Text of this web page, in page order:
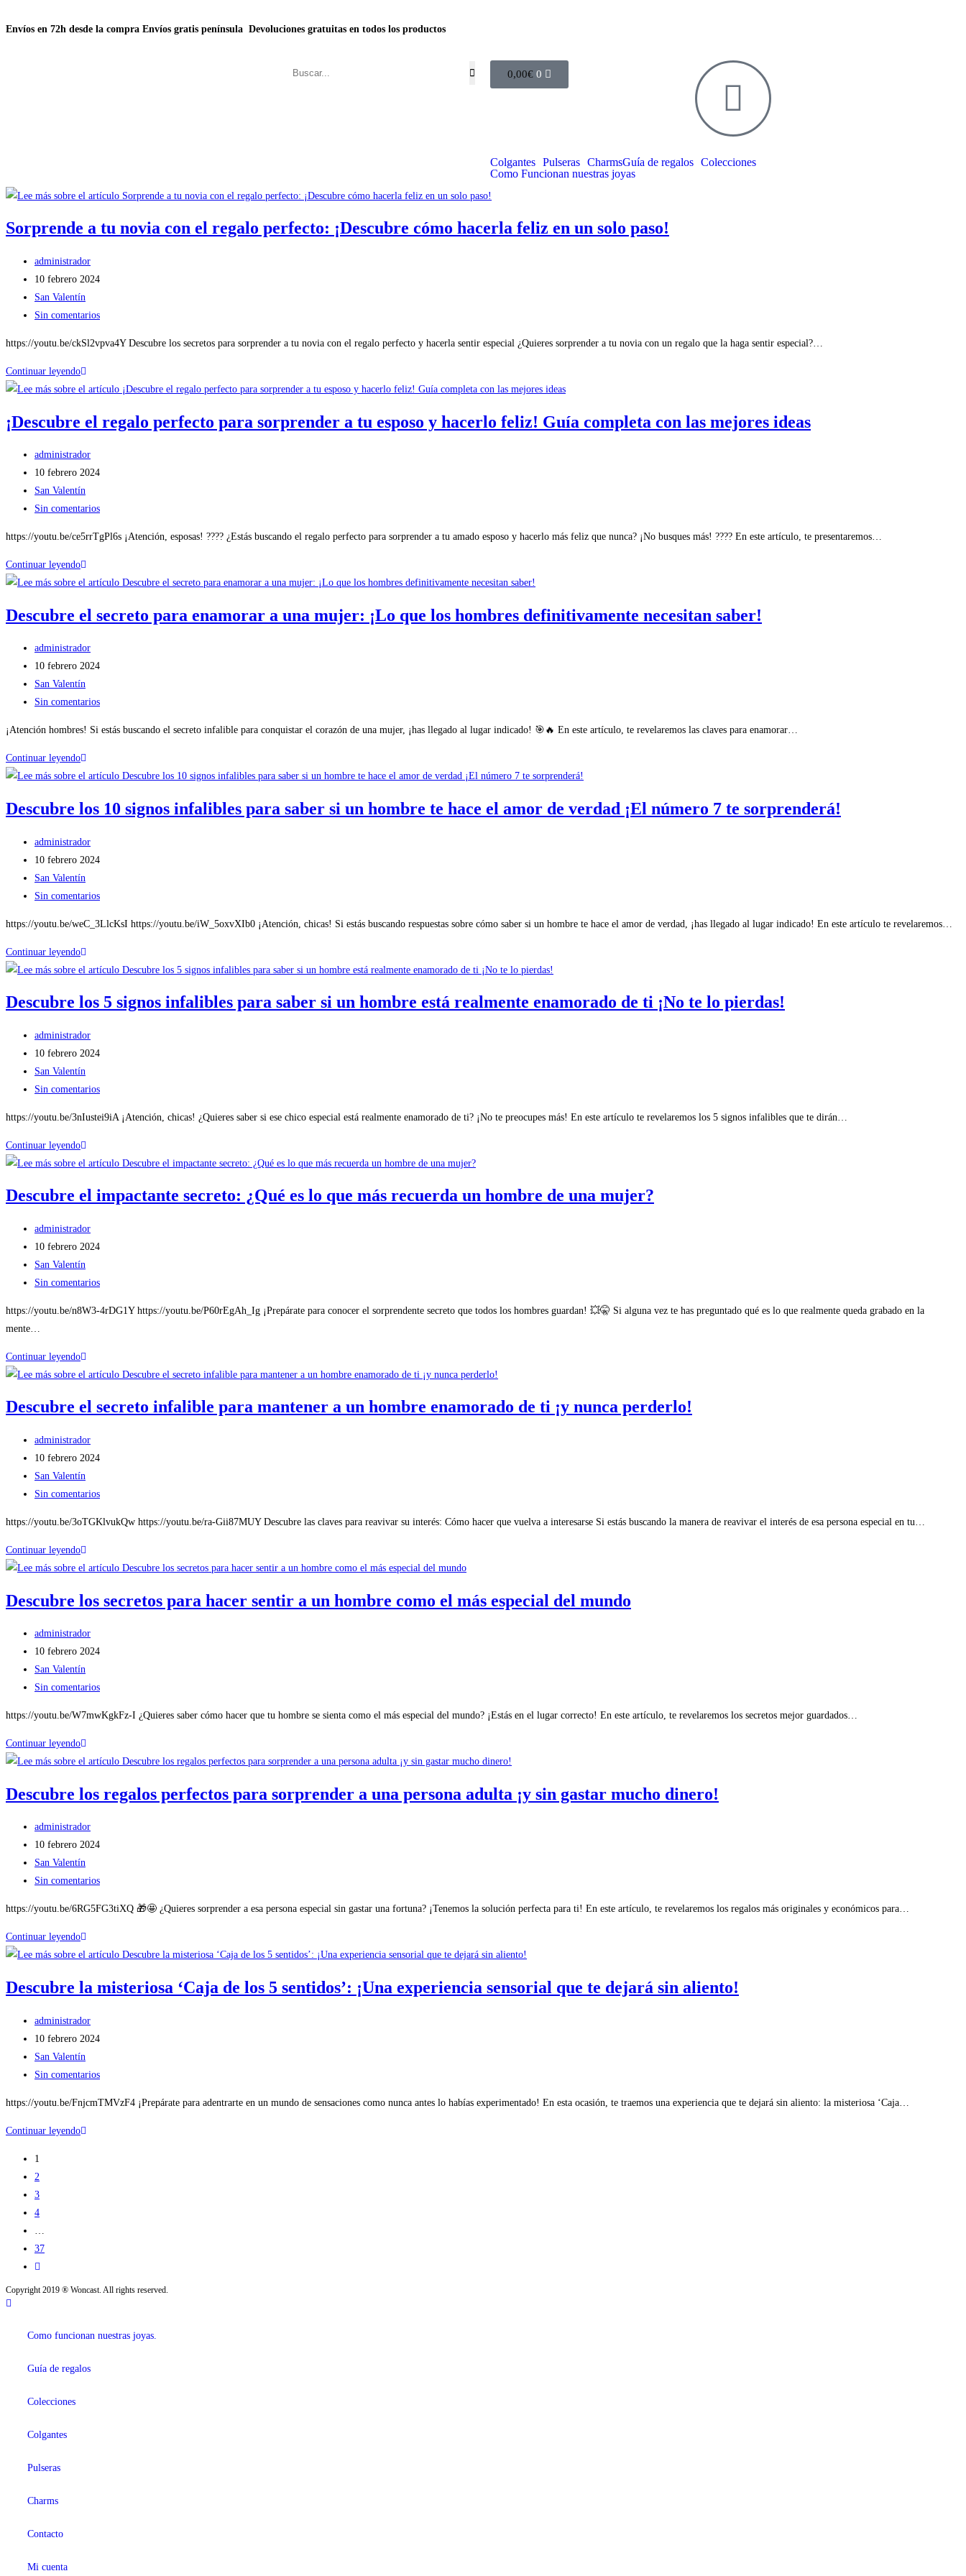
Envíos en 72h desde la compra Envíos gratis península Devoluciones gratuitas en todos los productos
0,00€ 0
Colgantes Pulseras CharmsGuía de regalos Colecciones
Como Funcionan nuestras joyas
Sorprende a tu novia con el regalo perfecto: ¡Descubre cómo hacerla feliz en un solo paso!
administrador
10 febrero 2024
San Valentín
Sin comentarios
https://youtu.be/ckSl2vpva4Y Descubre los secretos para sorprender a tu novia con el regalo perfecto y hacerla sentir especial ¿Quieres sorprender a tu novia con un regalo que la haga sentir especial?…
Continuar leyendo
¡Descubre el regalo perfecto para sorprender a tu esposo y hacerlo feliz! Guía completa con las mejores ideas
administrador
10 febrero 2024
San Valentín
Sin comentarios
https://youtu.be/ce5rrTgPl6s ¡Atención, esposas! ???? ¿Estás buscando el regalo perfecto para sorprender a tu amado esposo y hacerlo más feliz que nunca? ¡No busques más! ???? En este artículo, te presentaremos…
Continuar leyendo
Descubre el secreto para enamorar a una mujer: ¡Lo que los hombres definitivamente necesitan saber!
administrador
10 febrero 2024
San Valentín
Sin comentarios
¡Atención hombres! Si estás buscando el secreto infalible para conquistar el corazón de una mujer, ¡has llegado al lugar indicado! 🎯🔥 En este artículo, te revelaremos las claves para enamorar…
Continuar leyendo
Descubre los 10 signos infalibles para saber si un hombre te hace el amor de verdad ¡El número 7 te sorprenderá!
administrador
10 febrero 2024
San Valentín
Sin comentarios
https://youtu.be/weC_3LlcKsI https://youtu.be/iW_5oxvXIb0 ¡Atención, chicas! Si estás buscando respuestas sobre cómo saber si un hombre te hace el amor de verdad, ¡has llegado al lugar indicado! En este artículo te revelaremos…
Continuar leyendo
Descubre los 5 signos infalibles para saber si un hombre está realmente enamorado de ti ¡No te lo pierdas!
administrador
10 febrero 2024
San Valentín
Sin comentarios
https://youtu.be/3nIustei9iA ¡Atención, chicas! ¿Quieres saber si ese chico especial está realmente enamorado de ti? ¡No te preocupes más! En este artículo te revelaremos los 5 signos infalibles que te dirán…
Continuar leyendo
Descubre el impactante secreto: ¿Qué es lo que más recuerda un hombre de una mujer?
administrador
10 febrero 2024
San Valentín
Sin comentarios
https://youtu.be/n8W3-4rDG1Y https://youtu.be/P60rEgAh_Ig ¡Prepárate para conocer el sorprendente secreto que todos los hombres guardan! 💥🤫 Si alguna vez te has preguntado qué es lo que realmente queda grabado en la
mente…
Continuar leyendo
Descubre el secreto infalible para mantener a un hombre enamorado de ti ¡y nunca perderlo!
administrador
10 febrero 2024
San Valentín
Sin comentarios
https://youtu.be/3oTGKlvukQw https://youtu.be/ra-Gii87MUY Descubre las claves para reavivar su interés: Cómo hacer que vuelva a interesarse Si estás buscando la manera de reavivar el interés de esa persona especial en tu…
Continuar leyendo
Descubre los secretos para hacer sentir a un hombre como el más especial del mundo
administrador
10 febrero 2024
San Valentín
Sin comentarios
https://youtu.be/W7mwKgkFz-I ¿Quieres saber cómo hacer que tu hombre se sienta como el más especial del mundo? ¡Estás en el lugar correcto! En este artículo, te revelaremos los secretos mejor guardados…
Continuar leyendo
Descubre los regalos perfectos para sorprender a una persona adulta ¡y sin gastar mucho dinero!
administrador
10 febrero 2024
San Valentín
Sin comentarios
https://youtu.be/6RG5FG3tiXQ 🎁🤩 ¿Quieres sorprender a esa persona especial sin gastar una fortuna? ¡Tenemos la solución perfecta para ti! En este artículo, te revelaremos los regalos más originales y económicos para…
Continuar leyendo
Descubre la misteriosa ‘Caja de los 5 sentidos’: ¡Una experiencia sensorial que te dejará sin aliento!
administrador
10 febrero 2024
San Valentín
Sin comentarios
https://youtu.be/FnjcmTMVzF4 ¡Prepárate para adentrarte en un mundo de sensaciones como nunca antes lo habías experimentado! En esta ocasión, te traemos una experiencia que te dejará sin aliento: la misteriosa ‘Caja…
Continuar leyendo
1
2
3
4
37
Copyright 2019 ® Woncast. All rights reserved.
Como funcionan nuestras joyas.
Guía de regalos
Colecciones
Colgantes
Pulseras
Charms
Contacto
Mi cuenta